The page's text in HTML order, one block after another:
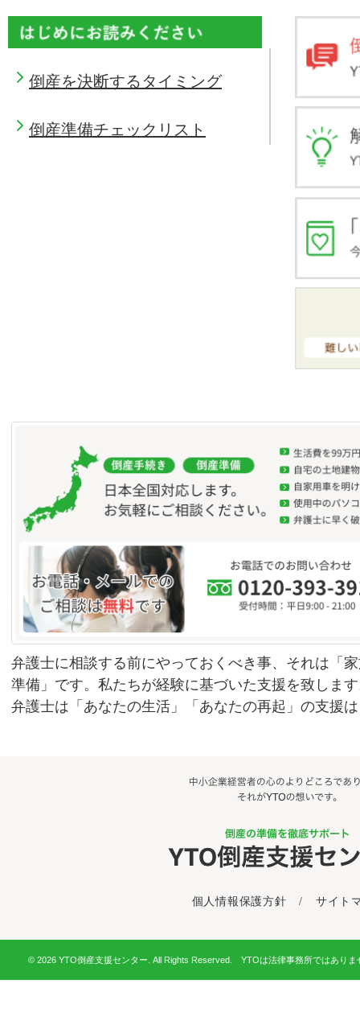
倒産を決断するタイミング
倒産準備チェックリスト
弁護士に相談する前にやっておくべき事、それは「
準備」です。私たちが経験に基づいた支援を致しま
弁護士は「あなたの生活」「あなたの再起」の支援
個人情報保護方針 / サイト
© 2026 YTO倒産支援センター. All Rights Reserved. YTOは法律事務所ではありま